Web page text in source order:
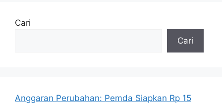
Cari
Cari
Anggaran Perubahan: Pemda Siapkan Rp 15